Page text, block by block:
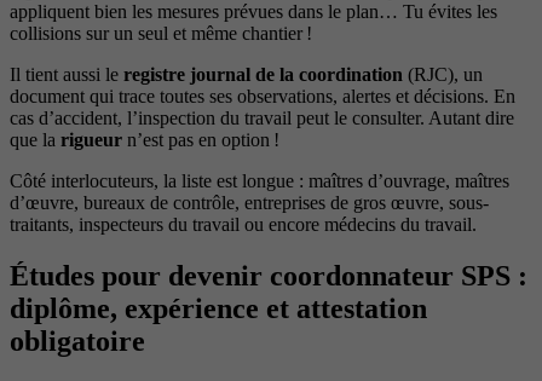
appliquent bien les mesures prévues dans le plan… Tu évites les
collisions sur un seul et même chantier !
Il tient aussi le registre journal de la coordination (RJC), un
document qui trace toutes ses observations, alertes et décisions. En
cas d’accident, l’inspection du travail peut le consulter. Autant dire
que la rigueur n’est pas en option !
Côté interlocuteurs, la liste est longue : maîtres d’ouvrage, maîtres
d’œuvre, bureaux de contrôle, entreprises de gros œuvre, sous-
traitants, inspecteurs du travail ou encore médecins du travail.
Études pour devenir coordonnateur SPS :
diplôme, expérience et attestation
obligatoire